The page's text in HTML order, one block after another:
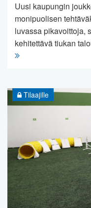
Uusi kaupungin
monipuolisen
luvassa pikavoittoja,
kehitettävä tiukan
Tilaajille